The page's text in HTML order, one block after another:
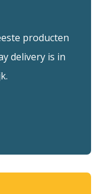
producten
delivery is in